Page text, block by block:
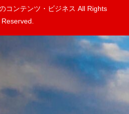
コンテンツ・ビジネス All Rights
Reserved.